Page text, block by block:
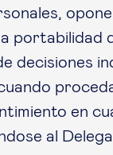
portabilidad
decisiones
en
al